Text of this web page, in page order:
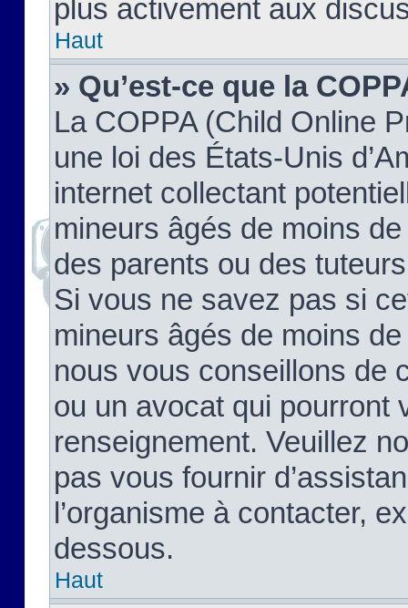
plus activement aux
Haut
» Qu’est-ce que la
La COPPA (Child Online
une loi des États-Unis
internet collectant
mineurs âgés de moins
des parents ou des
Si vous ne savez pas si
mineurs âgés de moins
nous vous conseillons de
ou un avocat qui pourront
renseignement. Veuillez
pas vous fournir
l’organisme à contacter,
dessous.
Haut